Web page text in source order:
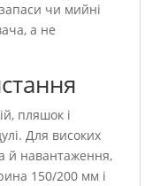
чи мийні
а не
пляшок і
Для високих
й навантаження,
150/200 мм і